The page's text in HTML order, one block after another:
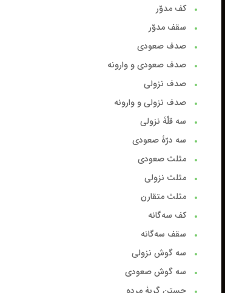
کف مدوّر
سقف مدوّر
صدف صعودی
صدف صعودی و وارونه
صدف نزولی
صدف نزولی و وارونه
سه قلّۀ نزولی
سه درّۀ صعودی
مثلث صعودی
مثلث نزولی
مثلث متقارن
کف سه‌گانه
سقف سه‌گانه
سه گوش نزولی
سه گوش صعودی